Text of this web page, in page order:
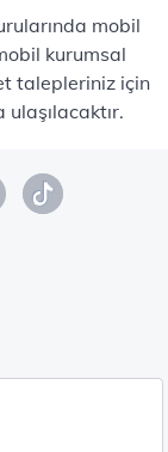
mobil
kurumsal
talepleriniz için